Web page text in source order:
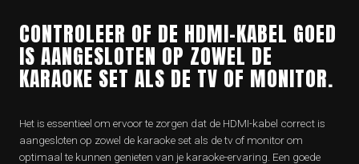
CONTROLEER OF DE HDMI-KABEL GOED
IS AANGESLOTEN OP ZOWEL DE
KARAOKE SET ALS DE TV OF MONITOR.
Het is essentieel om ervoor te zorgen dat de HDMI-kabel correct is
aangesloten op zowel de karaoke set als de tv of monitor om
optimaal te kunnen genieten van je karaoke-ervaring. Een goede